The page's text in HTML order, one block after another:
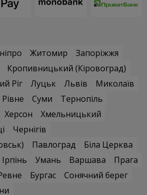
Житомир
Запоріжжя
Кропивницький (Кіровоград)
Ріг Луцьк Львів
Миколаїв
Рівне Суми
Тернопіль
Херсон
Хмельницький
Чернігів
Павлоград
Біла Церква
Ірпінь Умань Варшава
Прага
Бургас
Сонячний берег